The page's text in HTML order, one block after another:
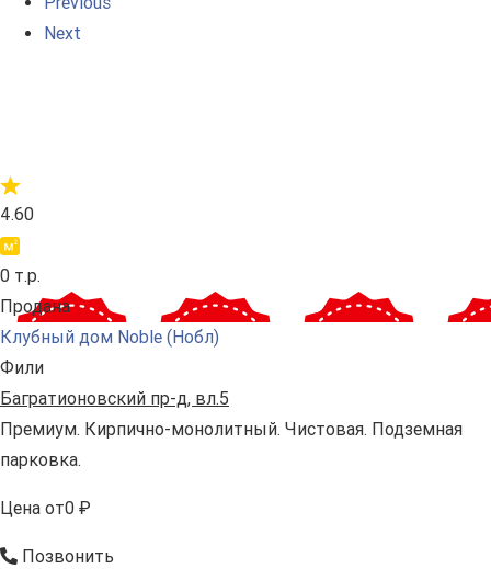
Next
4.60
0 т.р.
Продана
Клубный дом Noble (Нобл)
Фили
Багратионовский пр-д, вл.5
Премиум. Кирпично-монолитный. Чистовая. Подземная
парковка.
Цена от0 ₽
Позвонить